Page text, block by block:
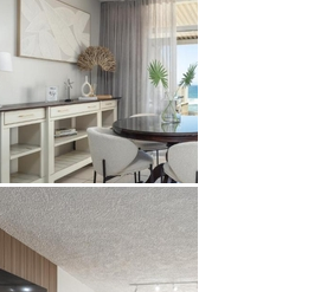
ideal, um Mahlzeiten mit
zu genießen.
VOR ORT
und den
Sichere Parkplätze sorgen für
Aufenthalt.
Lage des Apartments sind
und die malerische